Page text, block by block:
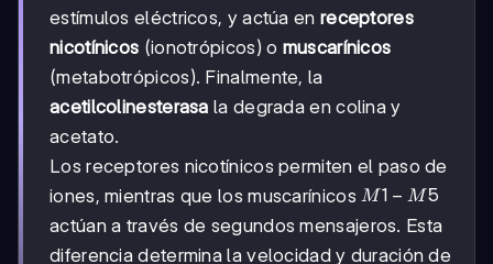
estímulos eléctricos, y actúa en receptores
nicotínicos (ionotrópicos) o muscarínicos
(metabotrópicos). Finalmente, la
acetilcolinesterasa la degrada en colina y
acetato.
Los receptores nicotínicos permiten el paso de
iones, mientras que los muscarínicosM1-
M1 − M5
actúan a través de segundos mensajeros. Esta
diferencia determina la velocidad y duración de